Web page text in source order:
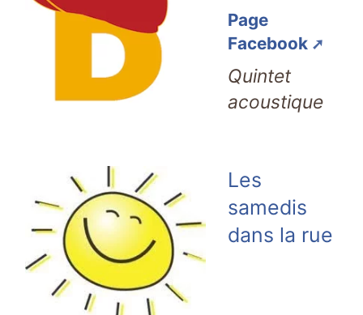
Page
Facebook
Quintet
acoustique
Les
samedis
dans la rue